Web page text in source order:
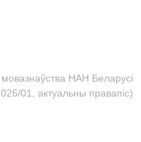
НАН Беларусі
01, актуальны правапіс)